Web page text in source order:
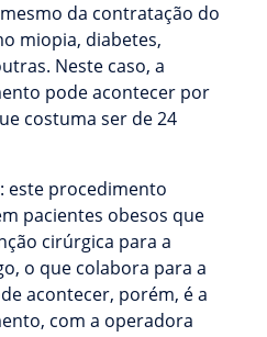
da contratação do
miopia, diabetes,
Neste caso, a
pode acontecer por
costuma ser de 24
: este procedimento
pacientes obesos que
cirúrgica para a
o que colabora para a
acontecer, porém, é a
com a operadora